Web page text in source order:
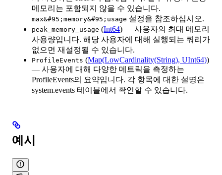
메모리는 포함되지 않을 수 있습니다.
max&#95;memory&#95;usage 설정을 참조하십시오.
peak_memory_usage (Int64) — 사용자의 최대 메모리
사용량입니다. 해당 사용자에 대해 실행되는 쿼리가
없으면 재설정될 수 있습니다.
ProfileEvents (Map(LowCardinality(String), UInt64))
— 사용자에 대해 다양한 메트릭을 측정하는
ProfileEvents의 요약입니다. 각 항목에 대한 설명은
system.events 테이블에서 확인할 수 있습니다.
예시